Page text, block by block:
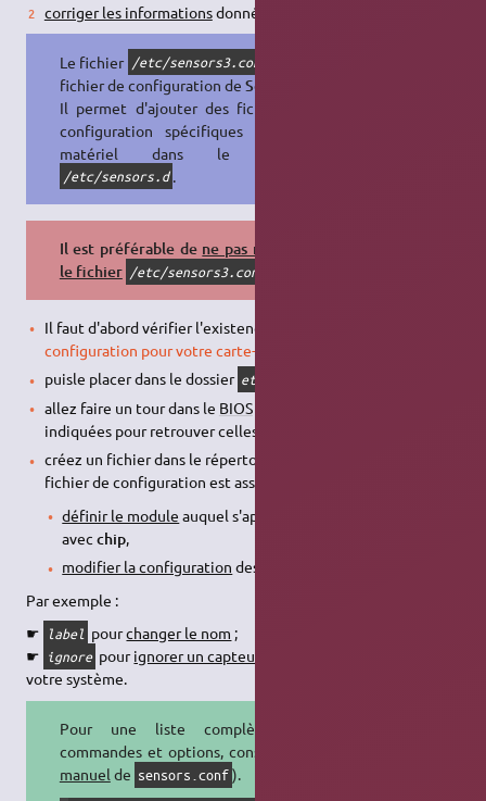
corriger les informationsdonnées par les capteurs.
Le fichier /etc/sensors3.conf
fichier de configuration de Sensor
Il permet d'ajouter des fichiers de
configuration spécifiques à votre
matériel dans le dossier
/etc/sensors.d
Il est préférable de ne pas modifier
le fichier /etc/sensors3.conf
Il faut d'abord vérifier l'existence d'un
configuration pour votre carte-mère
puisle placer dans le dossier etc/sensors.d
allez faire un tour dans le BIOSet notez les valeurs
indiquées pour retrouver celles indiquées par
créez un fichier dans le répertoire
fichier de configuration est assez simple, Il faut d'abord :
définir le module auquel s'appliquent les modifications
avecchip,
modifier la configuration des capteurs,
Par exemple :
☛ label pourchanger le nom ;
☛ ignore pourignorer un capteur
votre système.
Pour une liste complète des
commandes et options, consulter le
manuel de sensors.conf).